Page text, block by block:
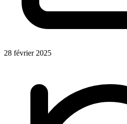
28 février 2025